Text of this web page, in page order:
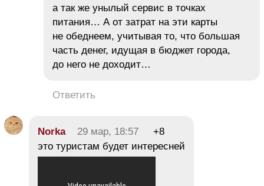
а так же унылый сервис в точках
питания… А от затрат на эти карты
не обеднеем, учитывая то, что большая
часть денег, идущая в бюджет города,
до него не доходит…
Ответить
Norka 29 мар, 18:57
+8
это туристам будет интересней